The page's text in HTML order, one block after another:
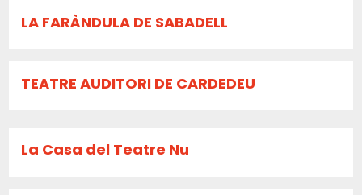
LA FARÀNDULA DE SABADELL
TEATRE AUDITORI DE CARDEDEU
La Casa del Teatre Nu